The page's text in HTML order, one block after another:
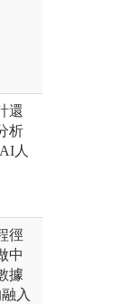
還
析
人
徑
中
據
入